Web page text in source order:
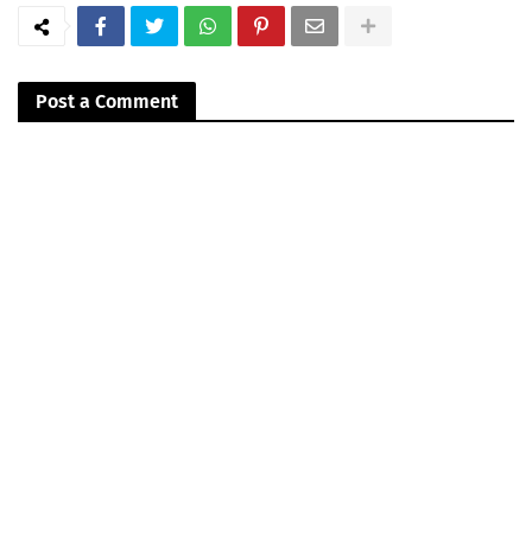
Post a Comment